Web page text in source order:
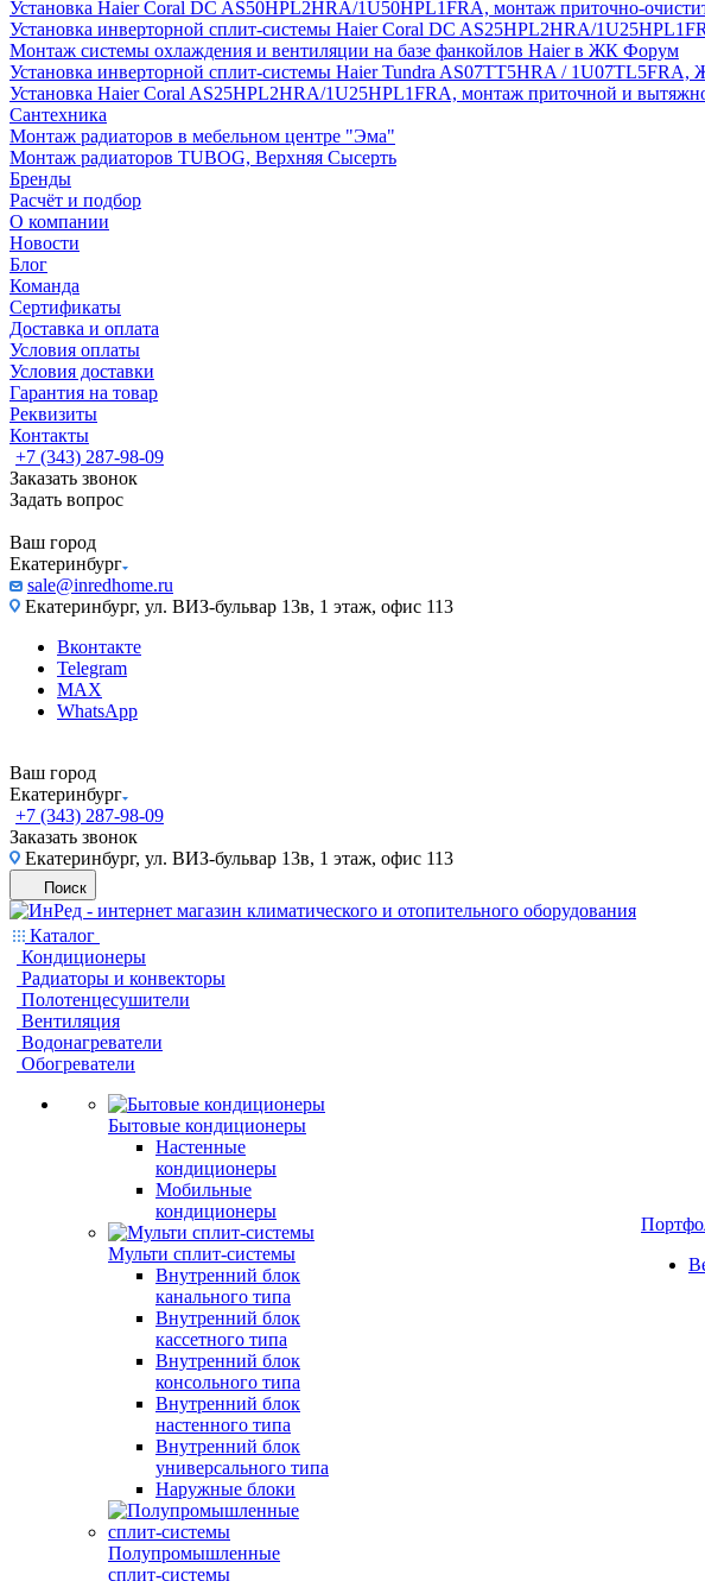
Установка Haier Coral DC AS50HPL2HRA/1U50HPL1FRA, монтаж приточно-
Установка инверторной сплит-системы Haier Coral DC AS25HPL2HRA/
Монтаж системы охлаждения и вентиляции на базе фанкойлов Haier в ЖК Форум
Установка инверторной сплит-системы Haier Tundra AS07TT5HRA / 1U07TL5FRA,
Установка Haier Coral AS25HPL2HRA/1U25HPL1FRA, монтаж приточной и
Сантехника
Монтаж радиаторов в мебельном центре "Эма"
Монтаж радиаторов TUBOG, Верхняя Сысерть
Бренды
Расчёт и подбор
О компании
Новости
Блог
Команда
Сертификаты
Доставка и оплата
Условия оплаты
Условия доставки
Гарантия на товар
Реквизиты
Контакты
+7 (343) 287-98-09
Заказать звонок
Задать вопрос
Ваш город
Екатеринбург
sale@inredhome.ru
Екатеринбург, ул. ВИЗ-бульвар 13в, 1 этаж, офис 113
Вконтакте
Telegram
MAX
WhatsApp
Ваш город
Екатеринбург
+7 (343) 287-98-09
Заказать звонок
Екатеринбург, ул. ВИЗ-бульвар 13в, 1 этаж, офис 113
Поиск
Каталог
Кондиционеры
Радиаторы и конвекторы
Полотенцесушители
Вентиляция
Водонагреватели
Обогреватели
Бытовые кондиционеры
Настенные
кондиционеры
Мобильные
кондиционеры
Мульти сплит-системы
Внутренний блок
канального типа
Внутренний блок
кассетного типа
Внутренний блок
консольного типа
Внутренний блок
настенного типа
Внутренний блок
универсального типа
Наружные блоки
Полупромышленные
сплит-системы